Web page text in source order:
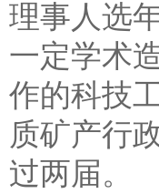
理事人选
一定学术
作的科技
质矿产行
过两届。